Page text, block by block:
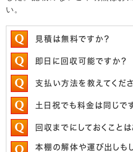
い。
見積は無料ですか？
即日に回収可能ですか？
支払い方法を教えてくださ
土日祝でも料金は同じで
回収までにしておくこと
本棚の解体や運び出しも